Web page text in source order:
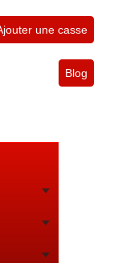
une casse
Blog